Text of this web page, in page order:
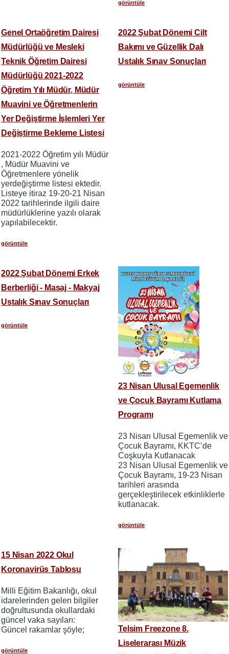
görüntüle
Genel Ortaöğretim Dairesi
Müdürlüğü ve Mesleki
Teknik Öğretim Dairesi
Müdürlüğü 2021-2022
Öğretim Yılı Müdür, Müdür
Muavini ve Öğretmenlerin
Yer Değiştirme İşlemleri Yer
Değiştirme Bekleme Listesi
2021-2022 Öğretim yılı Müdür
, Müdür Muavini ve
Öğretmenlere yönelik
yerdeğiştirme listesi ektedir.
Listeye itiraz 19-20-21 Nisan
2022 tarihlerinde ilgili daire
müdürlüklerine yazılı olarak
yapılabilecektir.
görüntüle
2022 Şubat Dönemi Cilt
Bakımı ve Güzellik Dalı
Ustalık Sınav Sonuçları
görüntüle
2022 Şubat Dönemi Erkek
Berberliği - Masaj - Makyaj
Ustalık Sınav Sonuçları
görüntüle
23 Nisan Ulusal Egemenlik
ve Çocuk Bayramı Kutlama
Programı
23 Nisan Ulusal Egemenlik ve
Çocuk Bayramı, KKTC’de
Coşkuyla Kutlanacak
23 Nisan Ulusal Egemenlik ve
Çocuk Bayramı, 19-23 Nisan
tarihleri arasında
gerçekleştirilecek etkinliklerle
kutlanacak.
görüntüle
15 Nisan 2022 Okul
Koronavirüs Tablosu
Milli Eğitim Bakanlığı, okul
idarelerinden gelen bilgiler
doğrultusunda okullardaki
güncel vaka sayıları:
Güncel rakamlar şöyle;
görüntüle
Telsim Freezone 8.
Liselerarası Müzik